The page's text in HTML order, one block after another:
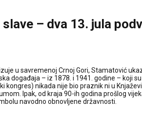
slave – dva 13. jula
u savremenoj Crnoj Gori, Stamatović
događaja – iz 1878. i 1941. godine – koji
kongres) nikada nije bio praznik ni u
Ipak, od kraja 90-ih godina prošlog
navodno obnovljene državnosti.